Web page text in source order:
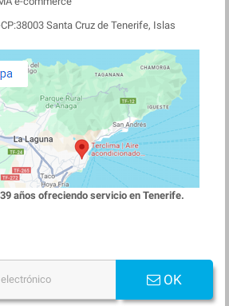
Santa Cruz de Tenerife, Islas
años ofreciendo servicio en Tenerife.
OK